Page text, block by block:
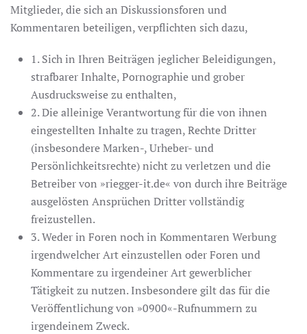
Mitglieder, die sich an Diskussionsforen und
Kommentaren beteiligen, verpflichten sich dazu,
1. Sich in Ihren Beiträgen jeglicher Beleidigungen,
strafbarer Inhalte, Pornographie und grober
Ausdrucksweise zu enthalten,
2. Die alleinige Verantwortung für die von ihnen
eingestellten Inhalte zu tragen, Rechte Dritter
(insbesondere Marken-, Urheber- und
Persönlichkeitsrechte) nicht zu verletzen und die
Betreiber von »riegger-it.de« von durch ihre Beiträge
ausgelösten Ansprüchen Dritter vollständig
freizustellen.
3. Weder in Foren noch in Kommentaren Werbung
irgendwelcher Art einzustellen oder Foren und
Kommentare zu irgendeiner Art gewerblicher
Tätigkeit zu nutzen. Insbesondere gilt das für die
Veröffentlichung von »0900«-Rufnummern zu
irgendeinem Zweck.